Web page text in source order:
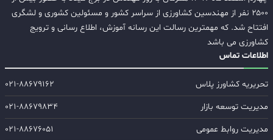
۲۵۰۰ نفر از مهندسین کشاورزی از سراسر کشور و مسئولین کشوری و لشگری
افتتاح شد. که مهمترین رسالت این رسانه آموزش، اطلاع رسانی و ترویج
کشاورزی می باشد
اطلاعات تماس
تحریریه کشاورز پلاس
۰۲۱-۸۸۶۷۹۱۶۲
مدیریت توسعه بازار
۰۲۱-۸۸۶۷۹۸۳۴
مدیریت روابط عمومی
۰۲۱-۸۸۶۷۶۰۵۱